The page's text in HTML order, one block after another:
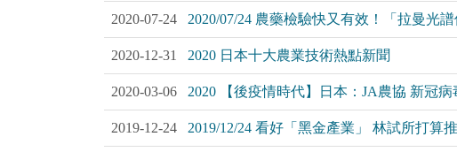
2020-07-24 2020/07/24 農藥檢驗快又有效！「拉曼光
2020-12-31 2020 日本十大農業技術熱點新聞
2020-03-06 2020 【後疫情時代】日本：JA農協 新冠
2019-12-24 2019/12/24 看好「黑金產業」 林試所打算